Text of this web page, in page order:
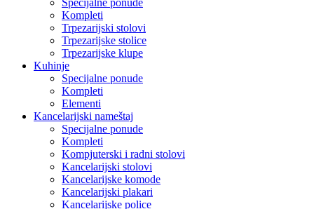
Specijalne ponude
Kompleti
Trpezarijski stolovi
Trpezarijske stolice
Trpezarijske klupe
Kuhinje
Specijalne ponude
Kompleti
Elementi
Kancelarijski nameštaj
Specijalne ponude
Kompleti
Kompjuterski i radni stolovi
Kancelarijski stolovi
Kancelarijske komode
Kancelarijski plakari
Kancelarijske police